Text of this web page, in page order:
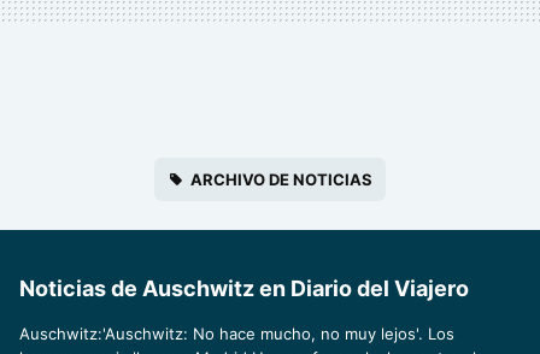
ARCHIVO DE NOTICIAS
Noticias de Auschwitz en Diario del Viajero
Auschwitz:'Auschwitz: No hace mucho, no muy lejos'. Los